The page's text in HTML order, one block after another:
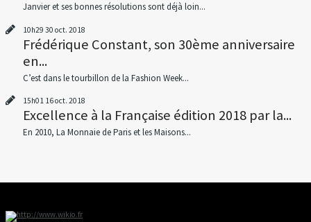
Janvier et ses bonnes résolutions sont déjà loin...
10h29 30 oct. 2018
Frédérique Constant, son 30ème anniversaire
en...
C’est dans le tourbillon de la Fashion Week...
15h01 16oct. 2018
Excellence à la Française édition 2018 par la...
En 2010, La Monnaie de Paris et les Maisons...